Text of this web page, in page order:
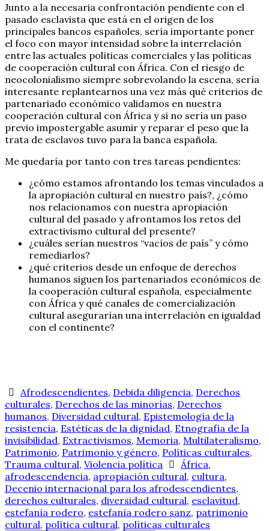
Junto a la necesaria confrontación pendiente con el
pasado esclavista que está en el origen de los
principales bancos españoles, sería importante poner
el foco con mayor intensidad sobre la interrelación
entre las actuales políticas comerciales y las políticas
de cooperación cultural con África. Con el riesgo de
neocolonialismo siempre sobrevolando la escena, sería
interesante replantearnos una vez más qué criterios de
partenariado económico validamos en nuestra
cooperación cultural con África y si no sería un paso
previo impostergable asumir y reparar el peso que la
trata de esclavos tuvo para la banca española.
Me quedaría por tanto con tres tareas pendientes:
¿cómo estamos afrontando los temas vinculados a
la apropiación cultural en nuestro país?, ¿cómo
nos relacionamos con nuestra apropiación
cultural del pasado y afrontamos los retos del
extractivismo cultural del presente?
¿cuáles serían nuestros “vacíos de país” y cómo
remediarlos?
¿qué criterios desde un enfoque de derechos
humanos siguen los partenariados económicos de
la cooperación cultural española, especialmente
con África y qué canales de comercialización
cultural asegurarían una interrelación en igualdad
con el continente?
Afrodescendientes, Debida diligencia, Derechos
culturales, Derechos de las minorías, Derechos
humanos, Diversidad cultural, Epistemología de la
resistencia, Estéticas de la dignidad, Etnografía de la
invisibilidad, Extractivismos, Memoria, Multilateralismo,
Patrimonio, Patrimonio y género, Políticas culturales,
Trauma cultural, Violencia política África,
afrodescendencia, apropiación cultural, cultura,
Decenio internacional para los afrodescendientes,
derechos culturales, diversidad cultural, esclavitud,
estefanía rodero, estefanía rodero sanz, patrimonio
cultural, política cultural, políticas culturales